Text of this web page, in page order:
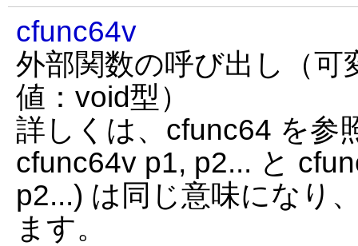
cfunc64v
外部関数の呼び出し（可
値：void型）
詳しくは、cfunc64 を参
cfunc64v p1, p2... と
p2...) は同じ意味になり
ます。